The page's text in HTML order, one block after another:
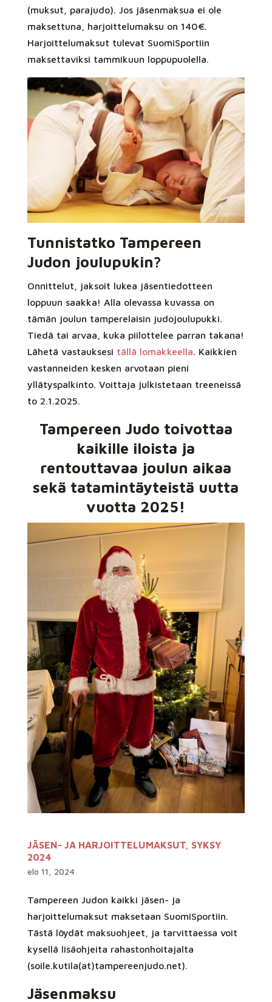
(muksut, parajudo). Jos jäsenmaksua ei ole
maksettuna, harjoittelumaksu on 140€.
Harjoittelumaksut tulevat SuomiSportiin
maksettaviksi tammikuun loppupuolella.
Tunnistatko Tampereen
Judon joulupukin?
Onnittelut, jaksoit lukea jäsentiedotteen
loppuun saakka! Alla olevassa kuvassa on
tämän joulun tamperelaisin judojoulupukki.
Tiedä tai arvaa, kuka piilottelee parran takana!
Lähetä vastauksesi tällä lomakkeella. Kaikkien
vastanneiden kesken arvotaan pieni
yllätyspalkinto. Voittaja julkistetaan treeneissä
to 2.1.2025.
Tampereen Judo toivottaa
kaikille iloista ja
rentouttavaa joulun aikaa
sekä tatamintäyteistä uutta
vuotta 2025!
JÄSEN- JA HARJOITTELUMAKSUT, SYKSY
2024
elo 11, 2024
Tampereen Judon kaikki jäsen- ja
harjoittelumaksut maksetaan SuomiSportiin.
Tästä löydät maksuohjeet, ja tarvittaessa voit
kysellä lisäohjeita rahastonhoitajalta
(soile.kutila(at)tampereenjudo.net).
Jäsenmaksu